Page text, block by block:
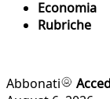
Economia
Rubriche
Abbonati